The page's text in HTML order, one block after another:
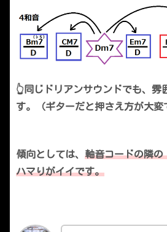
👆同じドリアンサウンドでも、雰
す。（ギターだと押さえ方が大変
傾向としては、 軸音コードの隣の
ハマりがイイです。